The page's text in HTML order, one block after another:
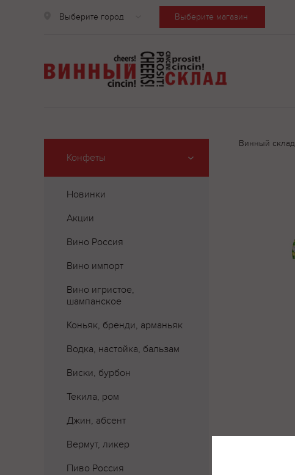
Выберите город Выберите магазин
Конфеты
Новинки
Акции
Вино Россия
Вино импорт
Вино игристое,
шампанское
Коньяк, бренди, арманьяк
Водка, настойка, бальзам
Виски, бурбон
Текила, ром
Джин, абсент
Вермут, ликер
Пиво Россия
Винный склад